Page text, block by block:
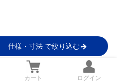
仕様・寸法 で絞り込む
カート ログイン